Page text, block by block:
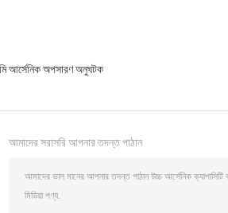
আর্সেনিক অপসারণ অনুঘটক
আমাদের সরাসরি আপনার তদন্ত পাঠান